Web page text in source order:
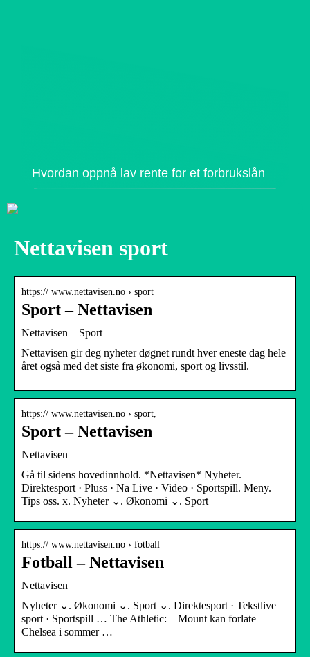
Hvordan oppnå lav rente for et forbrukslån
Nettavisen sport
https:// www.nettavisen.no › sport
Sport – Nettavisen
Nettavisen – Sport
Nettavisen gir deg nyheter døgnet rundt hver eneste dag hele
året også med det siste fra økonomi, sport og livsstil.
https:// www.nettavisen.no › sport,
Sport – Nettavisen
Nettavisen
Gå til sidens hovedinnhold. *Nettavisen* Nyheter.
Direktesport · Pluss · Na Live · Video · Sportspill. Meny.
Tips oss. x. Nyheter ⌄. Økonomi ⌄. Sport
https:// www.nettavisen.no › fotball
Fotball – Nettavisen
Nettavisen
Nyheter ⌄. Økonomi ⌄. Sport ⌄. Direktesport · Tekstlive
sport · Sportspill … The Athletic: – Mount kan forlate
Chelsea i sommer …